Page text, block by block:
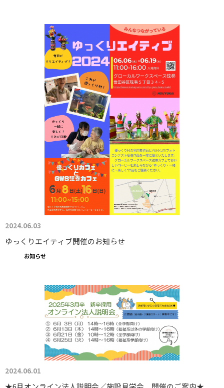
2024.06.03
ゆっくりエイティブ開催のお知らせ
お知らせ
2024.06.01